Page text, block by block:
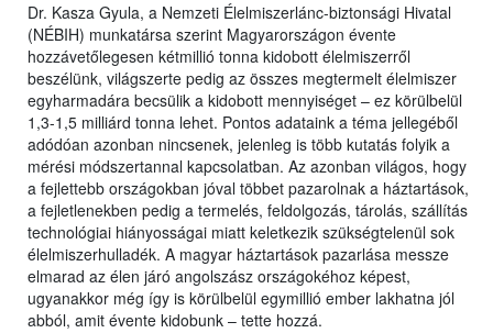
Dr. Kasza Gyula, a Nemzeti Élelmiszerlánc-biztonsági Hivatal
(NÉBIH) munkatársa szerint Magyarországon évente
hozzávetőlegesen kétmillió tonna kidobott élelmiszerről
beszélünk, világszerte pedig az összes megtermelt élelmiszer
egyharmadára becsülik a kidobott mennyiséget – ez körülbelül
1,3-1,5 milliárd tonna lehet. Pontos adataink a téma jellegéből
adódóan azonban nincsenek, jelenleg is több kutatás folyik a
mérési módszertannal kapcsolatban. Az azonban világos, hogy
a fejlettebb országokban jóval többet pazarolnak a háztartások,
a fejletlenekben pedig a termelés, feldolgozás, tárolás, szállítás
technológiai hiányosságai miatt keletkezik szükségtelenül sok
élelmiszerhulladék. A magyar háztartások pazarlása messze
elmarad az élen járó angolszász országokéhoz képest,
ugyanakkor még így is körülbelül egymillió ember lakhatna jól
abból, amit évente kidobunk – tette hozzá.